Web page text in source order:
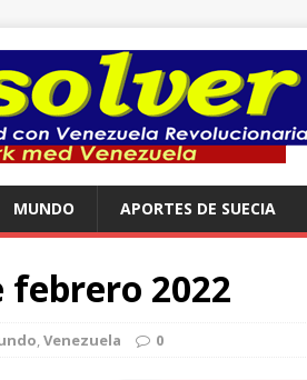
MUNDO APORTES DE SUECIA
febrero 2022
,Venezuela 0